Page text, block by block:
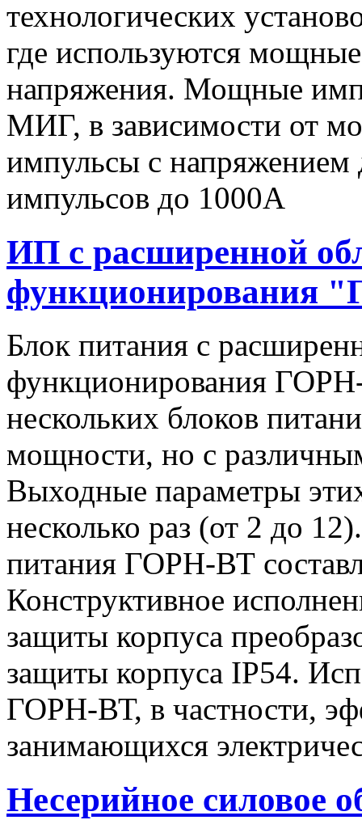
технологических
где используются
напряжения. Мощные
МИГ, в зависимости от
импульсы c
импульсов до 1000А
ИП с расширенной
функционирования
Блок питания с
функционирования
нескольких блоков
мощности, но с
Выходные параметры
несколько раз (от 2 до
питания ГОРН-ВТ
Конструктивное
защиты корпуса
защиты корпуса IP54.
ГОРН-ВТ, в частности,
занимающихся
Несерийное силовое